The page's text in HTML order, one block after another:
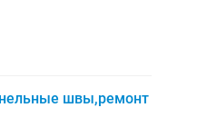
швы,ремонт